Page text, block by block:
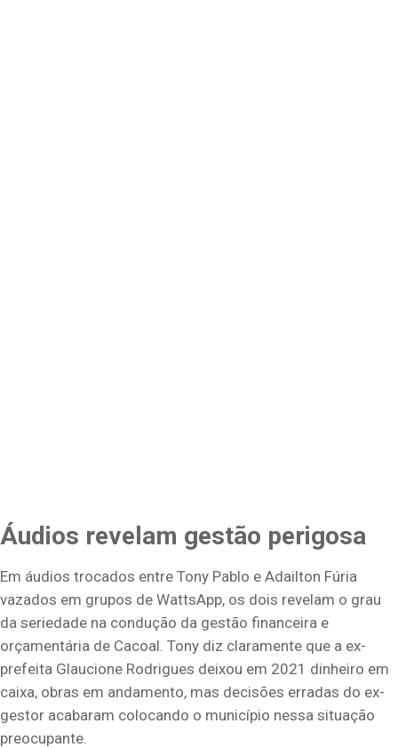
Áudios revelam gestão perigosa
Em áudios trocados entre Tony Pablo e Adailton Fúria
vazados em grupos de WattsApp, os dois revelam o grau
da seriedade na condução da gestão financeira e
orçamentária de Cacoal. Tony diz claramente que a ex-
prefeita Glaucione Rodrigues deixou em 2021 dinheiro em
caixa, obras em andamento, mas decisões erradas do ex-
gestor acabaram colocando o município nessa situação
preocupante.